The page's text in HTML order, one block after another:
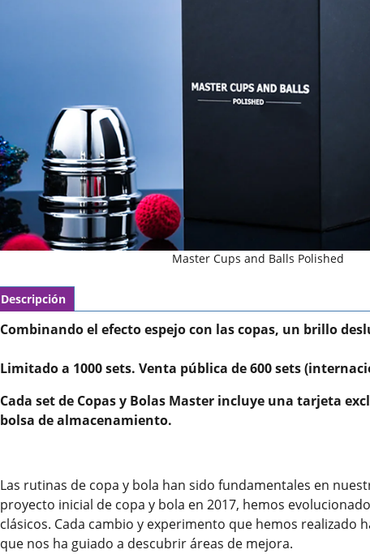
Master Cups and Balls Polished
Descripción
Combinando el efecto espejo con las copas, un brillo
Limitado a 1000 sets. Venta pública de 600 sets
Cada set de Copas y Bolas Master incluye una tarjeta
bolsa de almacenamiento.
Las rutinas de copa y bola han sido fundamentales en
proyecto inicial de copa y bola en 2017, hemos
clásicos. Cada cambio y experimento que hemos
que nos ha guiado a descubrir áreas de mejora.